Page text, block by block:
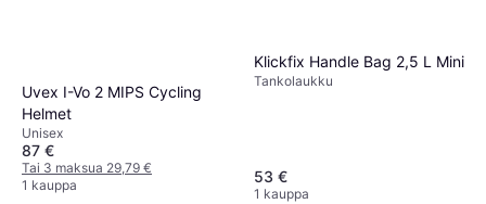
Uvex I-Vo 2 MIPS Cycling
Helmet
Unisex
87 €
Tai 3 maksua 29,79 €
1 kauppa
Klickfix Handle Bag 2,5 L Mini
Tankolaukku
53 €
1 kauppa